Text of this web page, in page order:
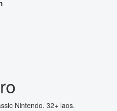
Nintendo. 32+ laos.